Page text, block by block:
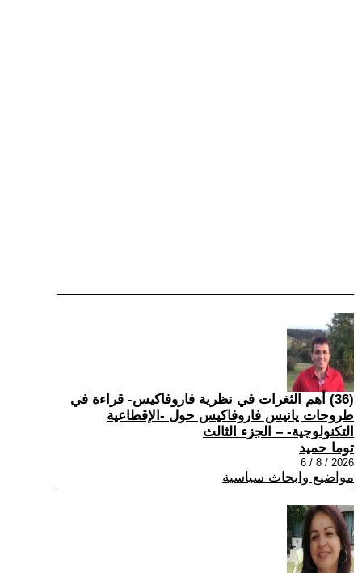
(36) أهم الثغرات في نظرية فاروفاكيس- قراءة في
طروحات يانيس فاروفاكيس حول -الإقطاعية
التكنولوجية- – الجزء الثالث
توما حميد
2026 / 8 / 6
مواضيع وابحاث سياسية